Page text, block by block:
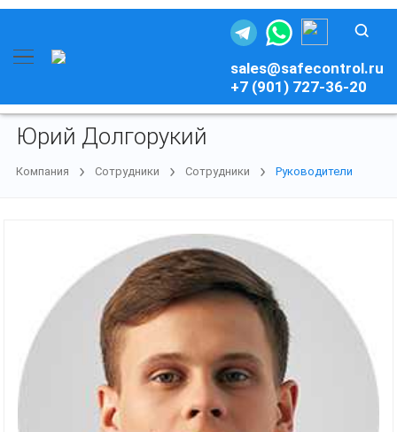
sales@safecontrol.ru
+7 (901) 727-36-20
Юрий Долгорукий
Компания Сотрудники Сотрудники Руководители